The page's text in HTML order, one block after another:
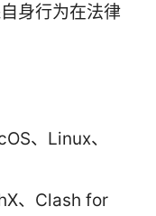
身行为在法律
、Linux、
、Clash for